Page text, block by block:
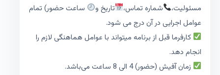
مسئولیت،
شماره تماس، تاریخ و
ساعت حضور) تمام
عوامل اجرایی در آن درج می شود.
کارفرما قبل از برنامه میتواند با عوامل هماهنگی لازم را
انجام دهد.
زمان آفیش (حضور) 4 الی 8 ساعت می‌باشد.